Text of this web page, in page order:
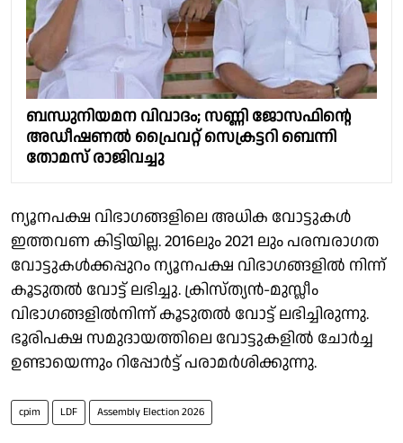
ബന്ധുനിയമന വിവാദം; സണ്ണി ജോസഫിൻ്റെ
അഡീഷണല്‍ പ്രൈവറ്റ് സെക്രട്ടറി ബെന്നി
തോമസ് രാജിവച്ചു
ന്യൂനപക്ഷ വിഭാഗങ്ങളിലെ അധിക വോട്ടുകൾ
ഇത്തവണ കിട്ടിയില്ല. 2016ലും 2021 ലും പരമ്പരാഗത
വോട്ടുകൾക്കപ്പുറം ന്യൂനപക്ഷ വിഭാഗങ്ങളിൽ നിന്ന്
കൂടുതൽ വോട്ട് ലഭിച്ചു. ക്രിസ്ത്യൻ-മുസ്ലീം
വിഭാഗങ്ങളിൽനിന്ന് കൂടുതൽ വോട്ട് ലഭിച്ചിരുന്നു.
ഭൂരിപക്ഷ സമുദായത്തിലെ വോട്ടുകളിൽ ചോർച്ച
ഉണ്ടായെന്നും റിപ്പോർട്ട് പരാമർശിക്കുന്നു.
cpim LDF Assembly Election 2026